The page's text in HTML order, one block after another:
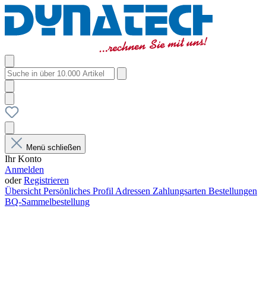
Menü schließen
Ihr Konto
Anmelden
oderRegistrieren
Übersicht Persönliches Profil Adressen Zahlungsarten Bestellungen
BQ-Sammelbestellung